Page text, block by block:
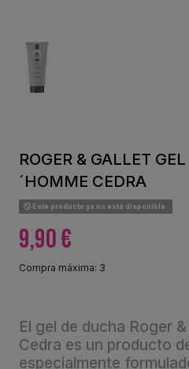
ROGER & GALLET
´HOMME CEDRA
Este producto ya no está disponible.
9,90 €
Compra máxima: 3
El gel de ducha Roger
Cedra es un producto
especialmente